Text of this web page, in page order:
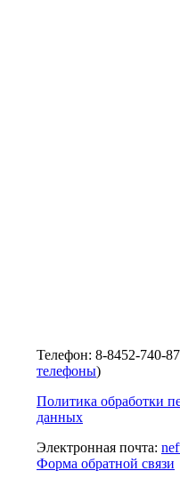
Телефон: 8-8452-740-
телефоны)
Политика обработки
данных
Электронная почта:
Форма обратной связи